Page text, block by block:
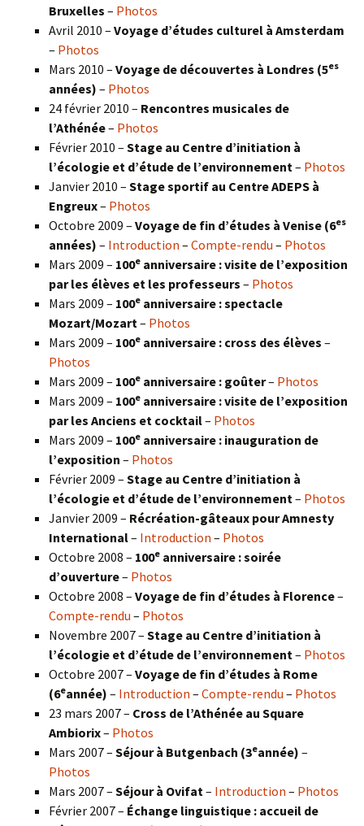
Bruxelles – Photos
Avril 2010 – Voyage d’études culturel à Amsterdam
– Photos
Mars 2010 – Voyage de découvertes à Londres (5es
années) – Photos
24 février 2010 – Rencontres musicales de
l’Athénée– Photos
Février 2010 – Stage au Centre d’initiation à
l’écologie et d’étude de l’environnement – Photos
Janvier 2010 – Stage sportif au Centre ADEPS à
Engreux– Photos
Octobre 2009 – Voyage de fin d’études à Venise (6es
années) – Introduction – Compte-rendu – Photos
Mars 2009 – 100e anniversaire : visite de l’exposition
par les élèves et les professeurs – Photos
Mars 2009 – 100e anniversaire : spectacle
Mozart/Mozart – Photos
Mars 2009 – 100e anniversaire : cross des élèves –
Photos
Mars 2009 – 100e anniversaire : goûter– Photos
Mars 2009 – 100e anniversaire : visite de l’exposition
par les Anciens et cocktail– Photos
Mars 2009 – 100e anniversaire : inauguration de
l’exposition – Photos
Février 2009 – Stage au Centre d’initiation à
l’écologie et d’étude de l’environnement – Photos
Janvier 2009 – Récréation-gâteaux pour Amnesty
International– Introduction – Photos
Octobre 2008 – 100e anniversaire : soirée
d’ouverture– Photos
Octobre 2008 – Voyage de fin d’études à Florence–
Compte-rendu – Photos
Novembre 2007 – Stage au Centre d’initiation à
l’écologie et d’étude de l’environnement – Photos
Octobre 2007 – Voyage de fin d’études à Rome
(6eannée) – Introduction – Compte-rendu – Photos
23 mars 2007 – Cross de l’Athénée au Square
Ambiorix– Photos
Mars 2007 – Séjour à Butgenbach (3eannée) –
Photos
Mars 2007 – Séjour à Ovifat – Introduction – Photos
Février 2007 – Échange linguistique : accueil de